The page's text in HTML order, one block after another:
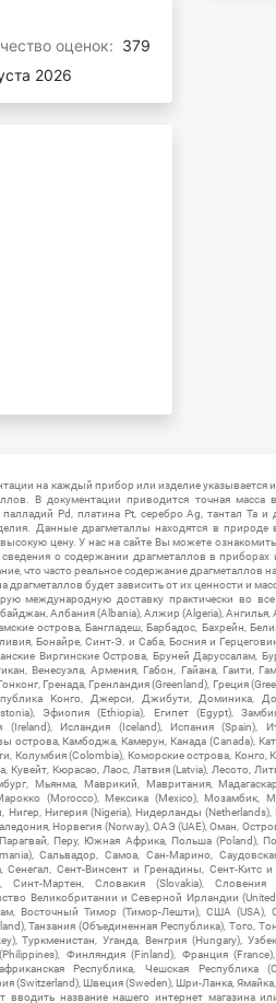
оценок: 379
2026
на каждый прибор или изделие указывается
В документации приводится точная масса
Pd, платина Pt, серебро Ag, тантал Ta
Данные драгметаллы находятся в природе
цену. У нас на сайте Вы можете
о содержании драгметаллов в приборах
что часто реальное содержание драгметаллов
драгметаллов будет зависить от их ценности и
международную доставку практически во
Албания (Albania), Алжир (Algeria), Ангилья,
острова, Бангладеш, Барбадос, Бахрейн,
Бонайре, Синт-Э. и Саба, Босния и
Виргинские Острова, Бруней Даруссалам,
Венесуэла, Армения, Габон, Гайана, Гаити,
Гренада, Гренландия (Greenland), Греция
Конго, Джерси, Джибути, Доминика,
Эфиопия (Ethiopia), Египет (Egypt),
(Ireland), Исландия (Iceland), Испания (Spain),
острова, Камбоджа, Камерун, Канада (Canada),
Колумбия (Colombia), Коморские острова, Конго,
Кувейт, Кюрасао, Лаос, Латвия (Latvia), Лесото,
Мьянма, Маврикий, Мавритания,
(Morocco), Мексика (Mexico), Мозамбик,
Нигер, Нигерия (Nigeria), Нидерланды
Норвегия (Norway), ОАЭ (UAE), Оман,
Перу, Южная Африка, Польша (Poland),
Сальвадор, Самоа, Сан-Марино,
Сенегал, Сент-Винсент и Гренадины, Сент-Китс
Синт-Мартен, Словакия (Slovakia), Словения
Великобритании и Северной Ирландии
Восточный Тимор (Тимор-Лешти), США (USA),
Танзания (Объединенная Республика), Того,
Туркменистан, Уганда, Венгрия (Hungary),
Финляндия (Finland), Франция
Республика, Чешская Республика
(Switzerland), Швеция (Sweden), Шри-Ланка,
вводить название нашего интернет магазина